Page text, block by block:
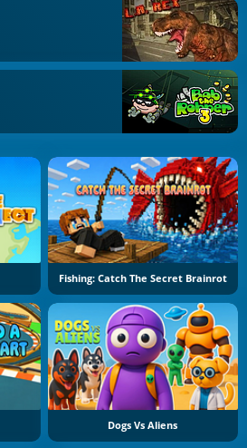
Fishing: Catch The Secret Brainrot
Dogs Vs Aliens